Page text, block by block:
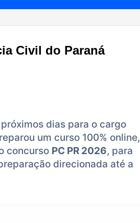
Civil do Paraná
dias para o cargo
um curso 100% online,
concurso PC PR 2026, para
direcionada até a